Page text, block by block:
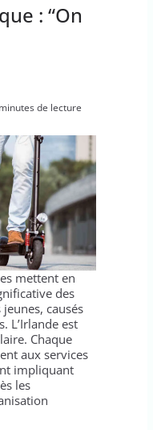
: “On
de lecture
mettent en
des
causés
L’Irlande est
Chaque
aux services
impliquant
les